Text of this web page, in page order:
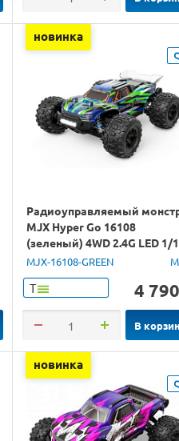
новинка
Радиоуправляемый
MJX Hyper Go 16108
(зеленый) 4WD 2.4G LED 1/
RTR
MJX-16108-GREEN
Т 4 790
В
новинка